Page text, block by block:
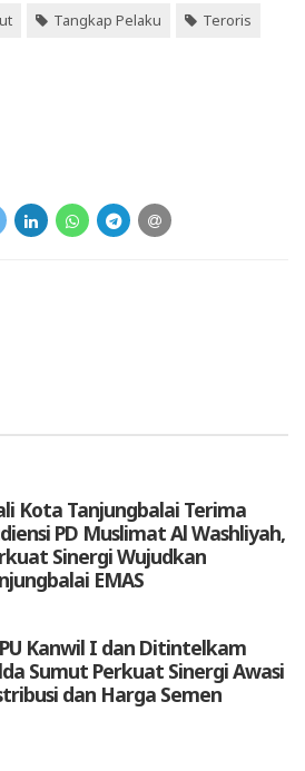
Tangkap Pelaku Teroris
Kota Tanjungbalai Terima
PD Muslimat Al Washliyah,
Sinergi Wujudkan
EMAS
Kanwil I dan Ditintelkam
Sumut Perkuat Sinergi Awasi
dan Harga Semen